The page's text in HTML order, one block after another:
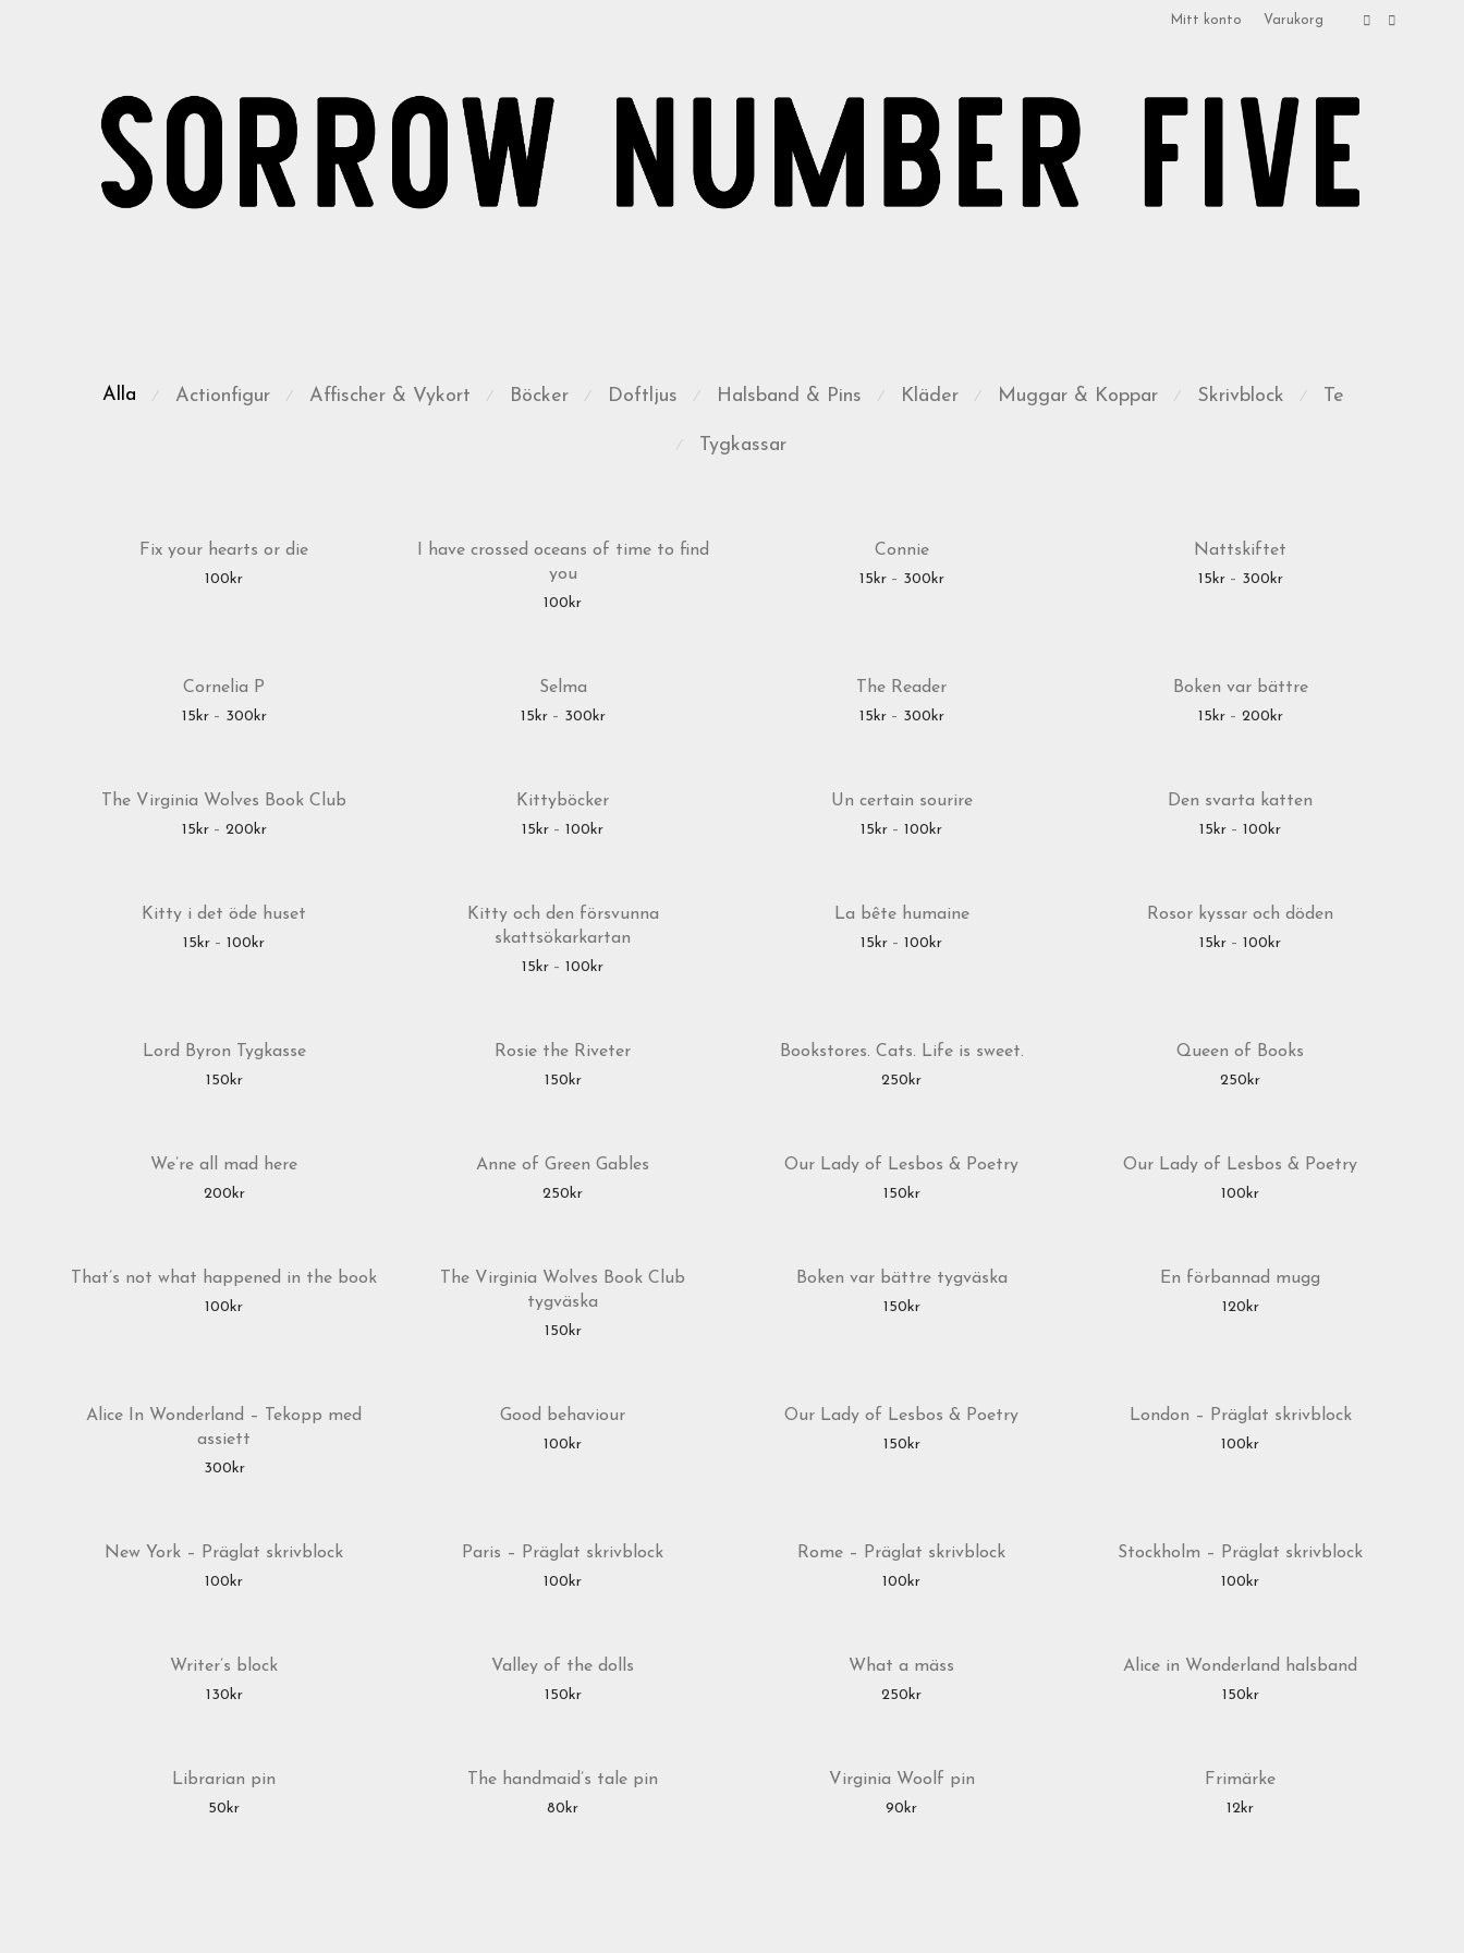
Mitt konto Varukorg
Alla ⁄ Actionfigur ⁄ Affischer & Vykort ⁄ Böcker ⁄ Doftljus ⁄ Halsband & Pins ⁄ Kläder ⁄ Muggar & Koppar ⁄ Skrivblock ⁄ Te
⁄ Tygkassar
Fix your hearts or die
100kr
I have crossed oceans of time to find
you
100kr
Connie
15kr – 300krPrisintervall: 15kr till 300kr
Nattskiftet
15kr – 300krPrisintervall: 15kr till 300kr
Cornelia P
15kr – 300krPrisintervall: 15kr till 300kr
Selma
15kr – 300krPrisintervall: 15kr till 300kr
The Reader
15kr – 300krPrisintervall: 15kr till 300kr
Boken var bättre
15kr – 200krPrisintervall: 15kr till 200kr
The Virginia Wolves Book Club
15kr – 200krPrisintervall: 15kr till 200kr
Kittyböcker
15kr – 100krPrisintervall: 15kr till 100kr
Un certain sourire
15kr – 100krPrisintervall: 15kr till 100kr
Den svarta katten
15kr – 100krPrisintervall: 15kr till 100kr
Kitty i det öde huset
15kr – 100krPrisintervall: 15kr till 100kr
Kitty och den försvunna
skattsökarkartan
15kr – 100krPrisintervall: 15kr till 100kr
La bête humaine
15kr – 100krPrisintervall: 15kr till 100kr
Rosor kyssar och döden
15kr – 100krPrisintervall: 15kr till 100kr
Lord Byron Tygkasse
150kr
Rosie the Riveter
150kr
Bookstores. Cats. Life is sweet.
250kr
Queen of Books
250kr
We’re all mad here
200kr
Anne of Green Gables
250kr
Our Lady of Lesbos & Poetry
150kr
Our Lady of Lesbos & Poetry
100kr
That’s not what happened in the book
100kr
The Virginia Wolves Book Club
tygväska
150kr
Boken var bättre tygväska
150kr
En förbannad mugg
120kr
Alice In Wonderland – Tekopp med
assiett
300kr
Good behaviour
100kr
Our Lady of Lesbos & Poetry
150kr
London – Präglat skrivblock
100kr
New York – Präglat skrivblock
100kr
Paris – Präglat skrivblock
100kr
Rome – Präglat skrivblock
100kr
Stockholm – Präglat skrivblock
100kr
Writer’s block
130kr
Valley of the dolls
150kr
What a mäss
250kr
Alice in Wonderland halsband
150kr
Librarian pin
50kr
The handmaid’s tale pin
80kr
Virginia Woolf pin
90kr
Frimärke
12kr